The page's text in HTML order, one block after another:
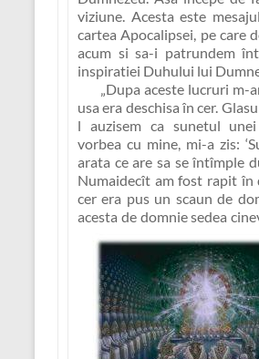
viziune. Acesta este
cartea Apocalipsei, pe care
acum si sa-i patrundem
inspiratiei Duhului lui
„Dupa aceste lucruri m-
usa era deschisa în cer.
l auzisem ca sunetul
vorbea cu mine, mi-a zis:
arata ce are sa se întîmple
Numaidecît am fost rapit în
cer era pus un scaun de
acesta de domnie sedea